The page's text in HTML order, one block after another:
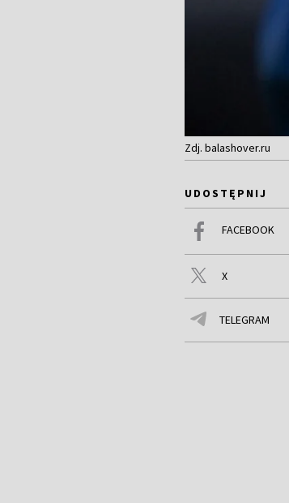
Zdj. balashover.ru
UDOSTĘPNIJ
FACEBOOK
X
TELEGRAM